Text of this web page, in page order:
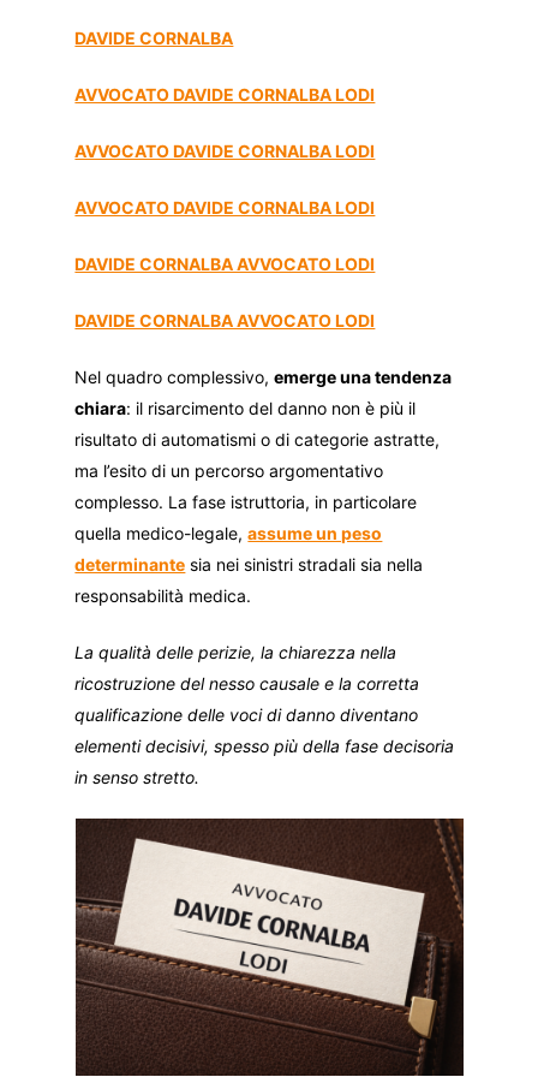
DAVIDE CORNALBA
AVVOCATO DAVIDE CORNALBA LODI
AVVOCATO DAVIDE CORNALBA LODI
AVVOCATO DAVIDE CORNALBA LODI
DAVIDE CORNALBA AVVOCATO LODI
DAVIDE CORNALBA AVVOCATO LODI
Nel quadro complessivo,emerge una tendenza
chiara: il risarcimento del danno non è più il
risultato di automatismi o di categorie astratte,
ma l’esito di un percorso argomentativo
complesso. La fase istruttoria, in particolare
quella medico-legale,assume un peso
determinante sia nei sinistri stradali sia nella
responsabilità medica.
La qualità delle perizie, la chiarezza nella
ricostruzione del nesso causale e la corretta
qualificazione delle voci di danno diventano
elementi decisivi, spesso più della fase decisoria
in senso stretto.